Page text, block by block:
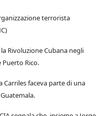
terrorista
Rivoluzione Cubana negli
Puerto Rico.
Carriles faceva parte di una